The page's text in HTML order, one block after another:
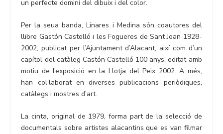
un perfecte domini del dibuix i del color.
Per la seua banda, Linares i Medina són coautores del
llibre Gastón Castelló i les Fogueres de Sant Joan 1928-
2002, publicat per l’Ajuntament d’Alacant, així com d’un
capítol del catàleg Castón Castelló 100 anys, editat amb
motiu de l’exposició en la Llotja del Peix 2002. A més,
han col·laborat en diverses publicacions periòdiques,
catàlegs i mostres d’art.
La cinta, original de 1979, forma part de la selecció de
documentals sobre artistes alacantins que es van filmar